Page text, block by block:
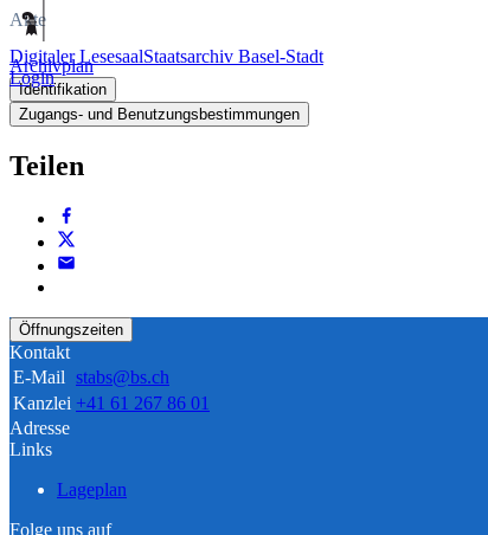
Digitaler LesesaalStaatsarchiv Basel-Stadt
Login
Akte
Archivplan
Identifikation
Zugangs- und Benutzungsbestimmungen
Teilen
Öffnungszeiten
Kontakt
E-Mail stabs@bs.ch
Kanzlei +41 61 267 86 01
Adresse
Links
Lageplan
Folge uns auf